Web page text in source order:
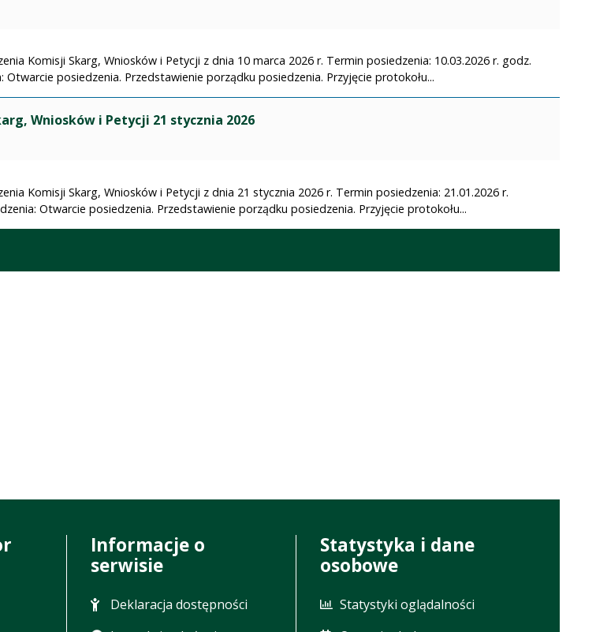
Komisji Skarg, Wniosków i Petycji z dnia 10 marca 2026 r. Termin posiedzenia: 10.03.2026 r. godz.
Otwarcie posiedzenia. Przedstawienie porządku posiedzenia. Przyjęcie protokołu...
Wniosków i Petycji 21 stycznia 2026
Komisji Skarg, Wniosków i Petycji z dnia 21 stycznia 2026 r. Termin posiedzenia: 21.01.2026 r.
Otwarcie posiedzenia. Przedstawienie porządku posiedzenia. Przyjęcie protokołu...
Informacje o
serwisie
Deklaracja dostępności
Statystyka i dane
osobowe
Statystyki oglądalności